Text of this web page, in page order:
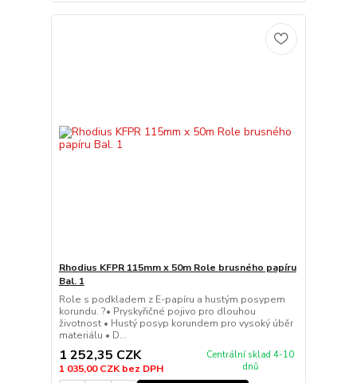
Rhodius KFPR 115mm x 50m Role brusného papíru
Bal. 1
Role s podkladem z E-papíru a hustým posypem
korundu. ?• Pryskyřičné pojivo pro dlouhou
životnost • Hustý posyp korundem pro vysoký úběr
materiálu • D...
1 252,35 CZK
1 035,00 CZKbez DPH
Centrální sklad 4-10
dnů